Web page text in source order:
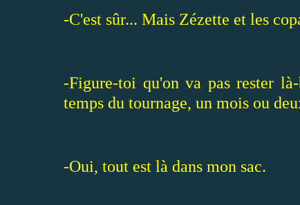
-C'est sûr... Mais Zézette et les
-Figure-toi qu'on va pas rester
temps du tournage, un mois ou
-Oui, tout est là dans mon sac.